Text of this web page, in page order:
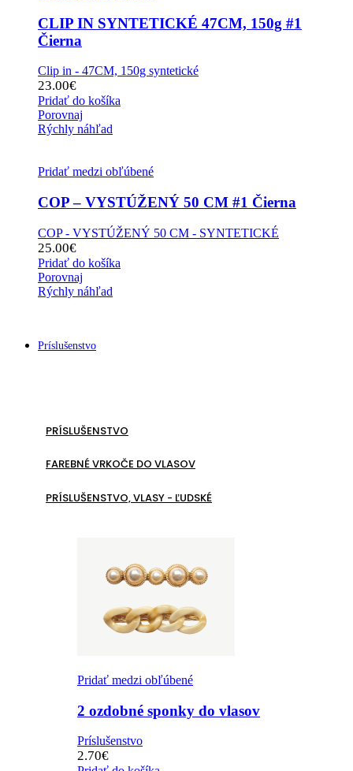
CLIP IN SYNTETICKÉ 47CM, 150g #1
Čierna
Clip in - 47CM, 150g syntetické
23.00€
Pridať do košíka
Porovnaj
Rýchly náhľad
Pridať medzi obľúbené
COP – VYSTÚŽENÝ 50 CM #1 Čierna
COP - VYSTÚŽENÝ 50 CM - SYNTETICKÉ
25.00€
Pridať do košíka
Porovnaj
Rýchly náhľad
Príslušenstvo
PRÍSLUŠENSTVO
FAREBNÉ VRKOČE DO VLASOV
PRÍSLUŠENSTVO, VLASY - ĽUDSKÉ
Pridať medzi obľúbené
2 ozdobné sponky do vlasov
Príslušenstvo
2.70€